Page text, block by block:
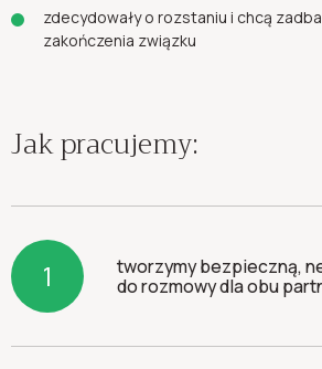
zdecydowały o rozstaniu i chcą
zakończenia związku
Jak pracujemy:
1
tworzymy bezpieczną,
do rozmowy dla obu